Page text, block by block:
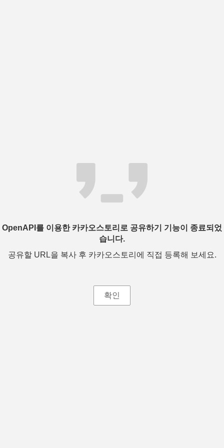
OpenAPI를 이용한 카카오스토리로 공유하기 기능이 종료되었
습니다.
공유할 URL을 복사 후 카카오스토리에 직접 등록해 보세요.
확인